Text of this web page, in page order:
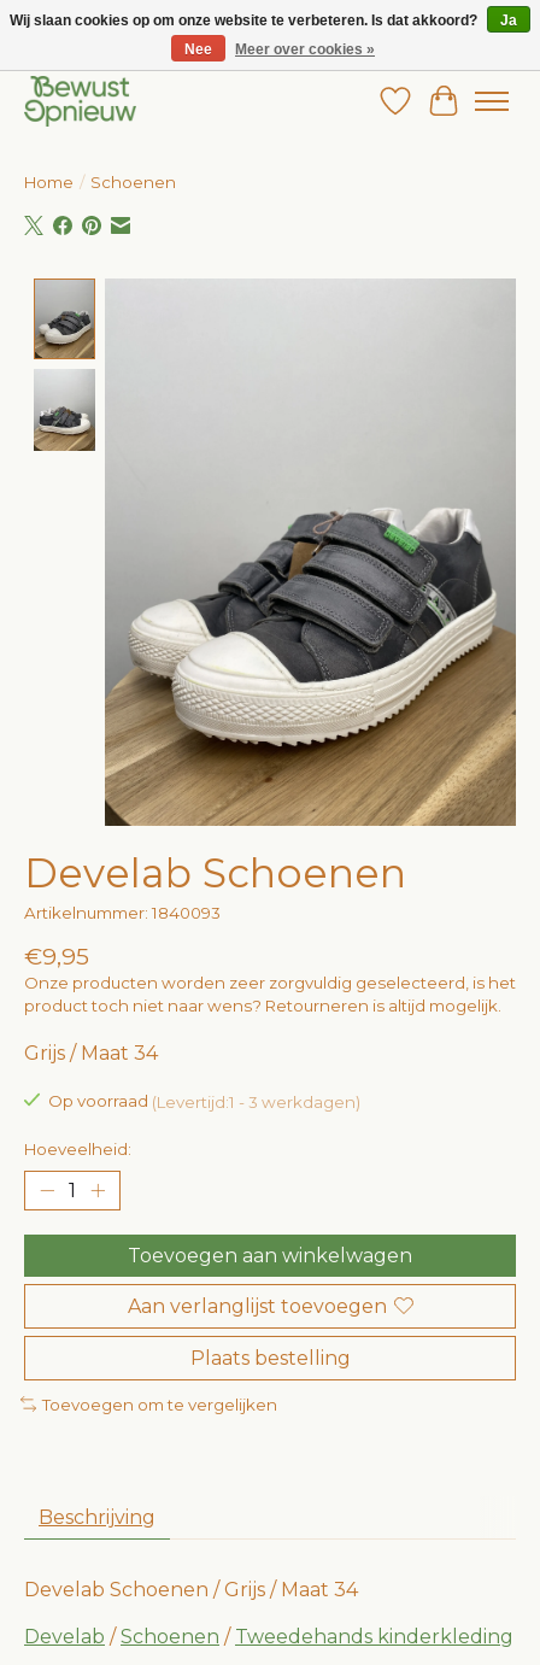
Wij bieden het grootste aanbod in betaalbare kinderkleding!
Verlanglijst
Home / Schoenen
Develab Schoenen
Artikelnummer: 1840093
€9,95
Onze producten worden zeer zorgvuldig geselecteerd, is het
product toch niet naar wens? Retourneren is altijd mogelijk.
Grijs / Maat 34
Op voorraad (Levertijd:1 - 3 werkdagen)
Hoeveelheid:
Toevoegen aan winkelwagen
Aan verlanglijst toevoegen
Plaats bestelling
Toevoegen om te vergelijken
Beschrijving
Develab Schoenen / Grijs / Maat 34
Develab / Schoenen / Tweedehands kinderkleding
Wij slaan cookies op om onze website te verbeteren. Is dat akkoord?
Ja
Nee
Meer over cookies »